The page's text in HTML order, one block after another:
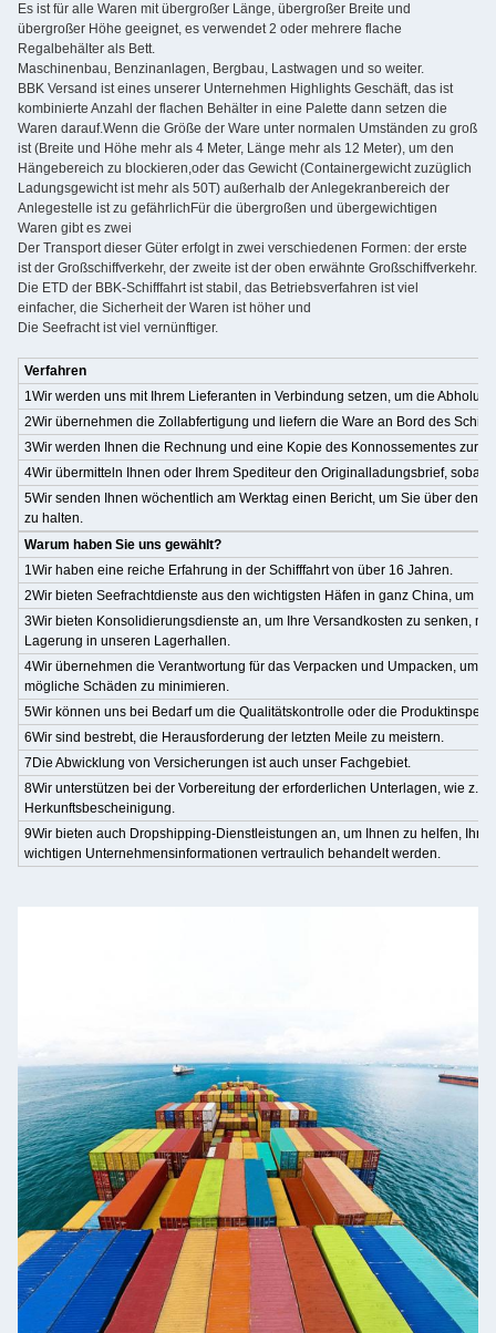
Es ist für alle Waren mit übergroßer Länge, übergroßer Breite und
übergroßer Höhe geeignet, es verwendet 2 oder mehrere flache
Regalbehälter als Bett.
Maschinenbau, Benzinanlagen, Bergbau, Lastwagen und so weiter.
BBK Versand ist eines unserer Unternehmen Highlights Geschäft, das ist
kombinierte Anzahl der flachen Behälter in eine Palette dann setzen die
Waren darauf.Wenn die Größe der Ware unter normalen Umständen zu groß
ist (Breite und Höhe mehr als 4 Meter, Länge mehr als 12 Meter), um den
Hängebereich zu blockieren,oder das Gewicht (Containergewicht zuzüglich
Ladungsgewicht ist mehr als 50T) außerhalb der Anlegekranbereich der
Anlegestelle ist zu gefährlichFür die übergroßen und übergewichtigen
Waren gibt es zwei
Der Transport dieser Güter erfolgt in zwei verschiedenen Formen: der erste
ist der Großschiffverkehr, der zweite ist der oben erwähnte Großschiffverkehr.
Die ETD der BBK-Schifffahrt ist stabil, das Betriebsverfahren ist viel
einfacher, die Sicherheit der Waren ist höher und
Die Seefracht ist viel vernünftiger.
Verfahren
1Wir werden uns mit Ihrem Lieferanten in Verbindung setzen, um die
2Wir übernehmen die Zollabfertigung und liefern die Ware an Bord des
3Wir werden Ihnen die Rechnung und eine Kopie des Konnossementes zur
4Wir übermitteln Ihnen oder Ihrem Spediteur den Originalladungsbrief,
5Wir senden Ihnen wöchentlich am Werktag einen Bericht, um Sie über den
zu halten.
Warum haben Sie uns gewählt?
1Wir haben eine reiche Erfahrung in der Schifffahrt von über 16 Jahren.
2Wir bieten Seefrachtdienste aus den wichtigsten Häfen in ganz China, um
3Wir bieten Konsolidierungsdienste an, um Ihre Versandkosten zu senken,
Lagerung in unseren Lagerhallen.
4Wir übernehmen die Verantwortung für das Verpacken und Umpacken, um
mögliche Schäden zu minimieren.
5Wir können uns bei Bedarf um die Qualitätskontrolle oder die
6Wir sind bestrebt, die Herausforderung der letzten Meile zu meistern.
7Die Abwicklung von Versicherungen ist auch unser Fachgebiet.
8Wir unterstützen bei der Vorbereitung der erforderlichen Unterlagen, wie
Herkunftsbescheinigung.
9Wir bieten auch Dropshipping-Dienstleistungen an, um Ihnen zu helfen, Ihr
wichtigen Unternehmensinformationen vertraulich behandelt werden.